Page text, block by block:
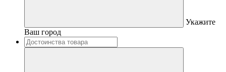
Укажите
Ваш город